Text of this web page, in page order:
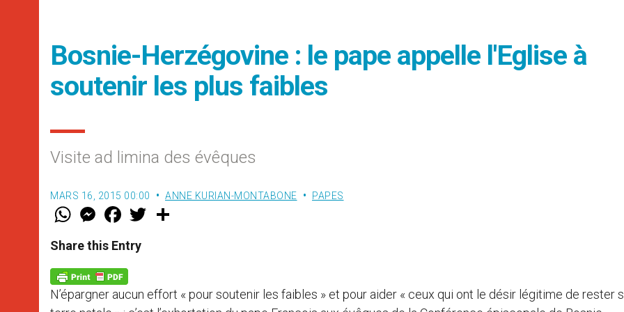
Bosnie-Herzégovine : le pape appelle l'Eglise à
soutenir les plus faibles
Visite ad limina des évêques
MARS 16, 2015 00:00 ANNE KURIAN-MONTABONE PAPES
W
t
s
p
p
M
e
s
e
g
e
r
F
a
e
b
k
w
Share this Entry
N’épargner aucun effort « pour soutenir les faibles » et pour aider « ceux qui ont le désir légitime de rester